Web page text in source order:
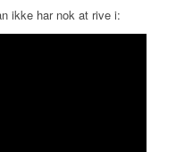
ikke har nok at rive i: